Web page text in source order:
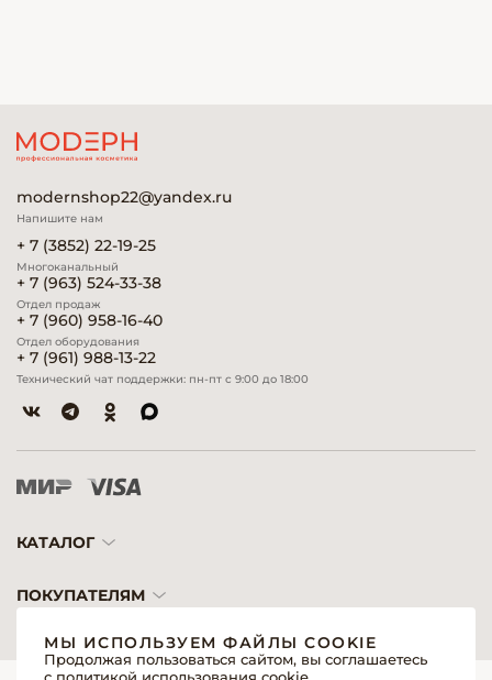
modernshop22@yandex.ru
Напишите нам
+ 7 (3852) 22-19-25
Многоканальный
+ 7 (963) 524-33-38
Отдел продаж
+ 7 (960) 958-16-40
Отдел оборудования
+ 7 (961) 988-13-22
Технический чат поддержки: пн-пт с 9:00 до 18:00
КАТАЛОГ
ПОКУПАТЕЛЯМ
МЫ ИСПОЛЬЗУЕМ ФАЙЛЫ COOKIE
Продолжая пользоваться сайтом, вы соглашаетесь